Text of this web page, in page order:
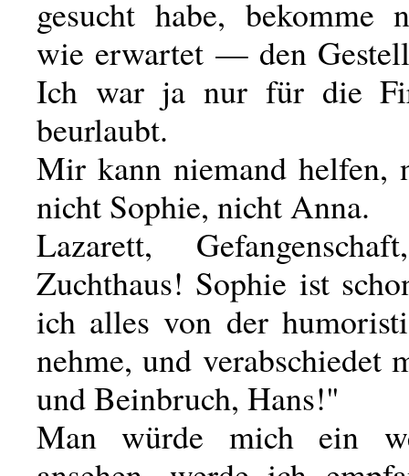
gesucht habe,
wie erwartet — den
Ich war ja nur für die
beurlaubt.
Mir kann niemand helfen,
nicht Sophie, nicht Anna.
Lazarett,
Zuchthaus! Sophie ist
ich alles von der
nehme, und verabschiedet
und Beinbruch, Hans!"
Man würde mich ein